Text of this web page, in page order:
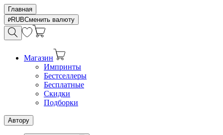
Главная
RUBСменить валюту
Магазин
Импринты
Бестселлеры
Бесплатные
Скидки
Подборки
Автору